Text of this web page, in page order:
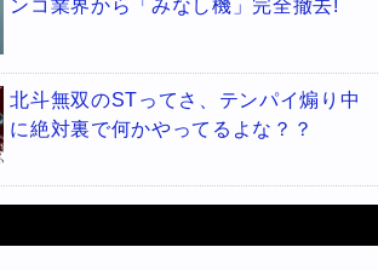
ンコ業界から「みなし機」完全撤去!
北斗無双のSTってさ、テンパイ煽り中
に絶対裏で何かやってるよな？？